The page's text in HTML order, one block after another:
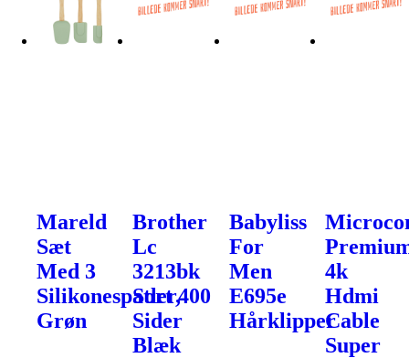
Mareld
Sæt
Med 3
Silikonespatler,
Grøn
Brother
Lc
3213bk
Sort 400
Sider
Blæk
Babyliss
For
Men
E695e
Hårklipper
4k
Hdmi
Cable
Super